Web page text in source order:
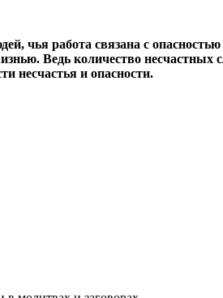
чья работа связана с
Ведь количество несчастных
несчастья и опасности.